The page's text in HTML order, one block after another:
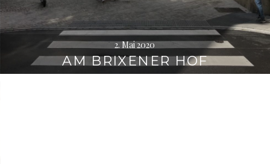
2. Mai 2020
AM BRIXENER HOF